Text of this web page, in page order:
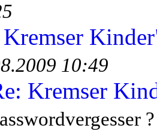
Kremser
10:49
Kremser